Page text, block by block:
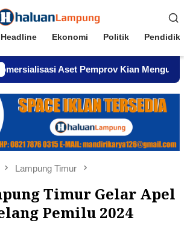
Headline Ekonomi Politik
Aset Pemprov Kian Menguat
Lampung Timur
Timur Gelar Apel
Pemilu 2024